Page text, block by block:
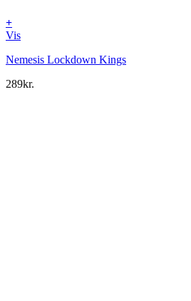
+
Vis
Nemesis Lockdown Kings
289kr.